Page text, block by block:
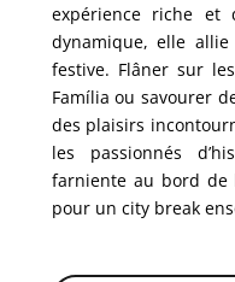
expérience riche et
dynamique, elle
festive. Flâner sur
Família ou savourer
des plaisirs
les passionnés
farniente au bord de
pour un city break